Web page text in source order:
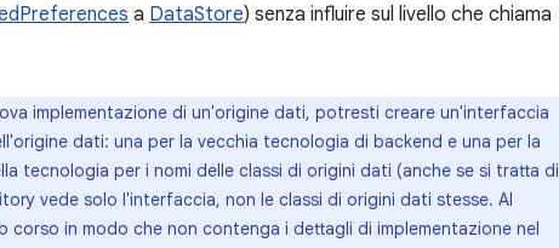
a DataStore) senza influire sul livello che chiama
implementazione di un'origine dati, potresti creare un'interfaccia
dati: una per la vecchia tecnologia di backend e una per la
tecnologia per i nomi delle classi di origini dati (anche se si tratta di
vede solo l'interfaccia, non le classi di origini dati stesse. Al
corso in modo che non contenga i dettagli di implementazione nel